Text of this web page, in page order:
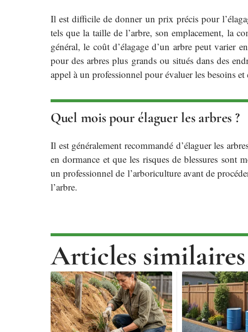
Il est difficile de donner un prix précis pour
tels que la taille de l’arbre, son emplacement, la
général, le coût d’élagage d’un arbre peut varier
pour des arbres plus grands ou situés dans des
appel à un professionnel pour évaluer les besoins et
Quel mois pour élaguer les arbres ?
Il est généralement recommandé d’élaguer les
en dormance et que les risques de blessures sont
un professionnel de l’arboriculture avant de
l’arbre.
Articles similaires